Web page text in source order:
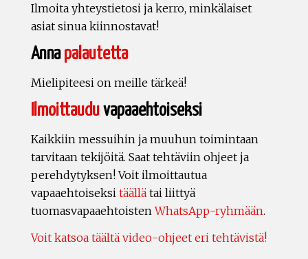
Ilmoita yhteystietosi ja kerro, minkälaiset
asiat sinua kiinnostavat!
Annapalautetta
Mielipiteesi on meille tärkeä!
Ilmoittauduvapaaehtoiseksi
Kaikkiin messuihin ja muuhun toimintaan
tarvitaan tekijöitä. Saat tehtäviin ohjeet ja
perehdytyksen! Voit ilmoittautua
vapaaehtoiseksi täällä tai liittyä
tuomasvapaaehtoistenWhatsApp-ryhmään.
Voit katsoa täältä video-ohjeet eri tehtävistä!